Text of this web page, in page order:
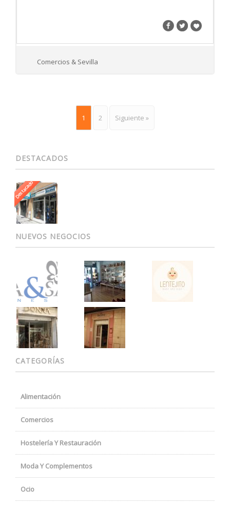
Comercios & Sevilla
1 2 Siguiente »
DESTACADOS
Destacado
NUEVOS NEGOCIOS
CATEGORÍAS
Alimentación
Comercios
Hostelería Y Restauración
Moda Y Complementos
Ocio